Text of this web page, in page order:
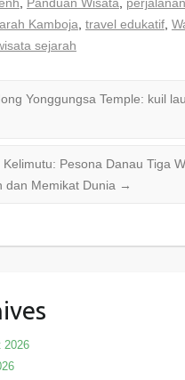
, Panduan Wisata,
Kamboja, travel edukatif,
sejarah
Yonggungsa Temple: kuil
Pesona Danau Tiga
dan Memikat Dunia →
2026